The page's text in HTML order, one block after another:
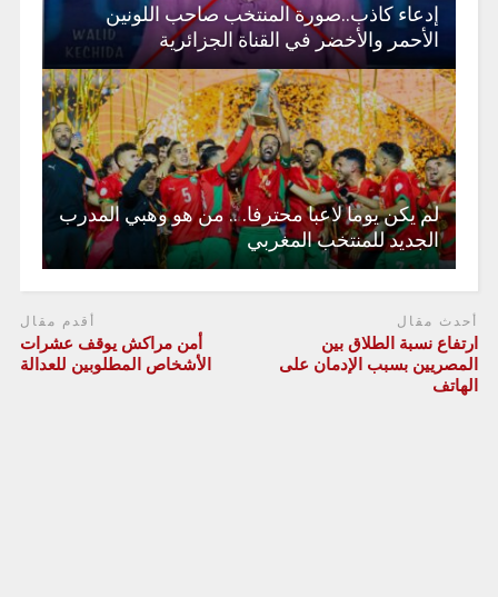
إدعاء كاذب..صورة المنتخب صاحب اللونين
الأحمر والأخضر في القناة الجزائرية
لم يكن يوما لاعبا محترفا. .. من هو وهبي المدرب
الجديد للمنتخب المغربي
أحدث مقال
ارتفاع نسبة الطلاق بين
المصريين بسبب الإدمان على
الهاتف
أقدم مقال
أمن مراكش يوقف عشرات
الأشخاص المطلوبين للعدالة